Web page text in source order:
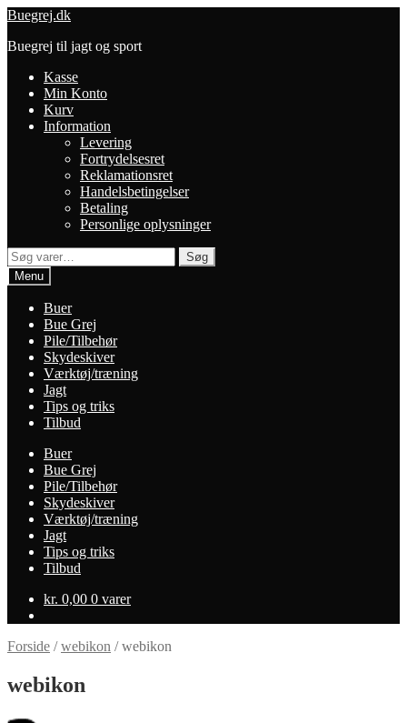
Spring
navigation
Spring
indhold
Buegrej.dk
Buegrej til jagt og sport
Kasse
Min Konto
Kurv
Information
Levering
Fortrydelsesret
Reklamationsret
Handelsbetingelser
Betaling
Personlige oplysninger
Søg
efter:
Søg
Menu
Buer
Bue Grej
Pile/Tilbehør
Skydeskiver
Værktøj/træning
Jagt
Tips og triks
Tilbud
Buer
Bue Grej
Pile/Tilbehør
Skydeskiver
Værktøj/træning
Jagt
Tips og triks
Tilbud
kr. 0,00 0 varer
Forside /webikon /webikon
webikon